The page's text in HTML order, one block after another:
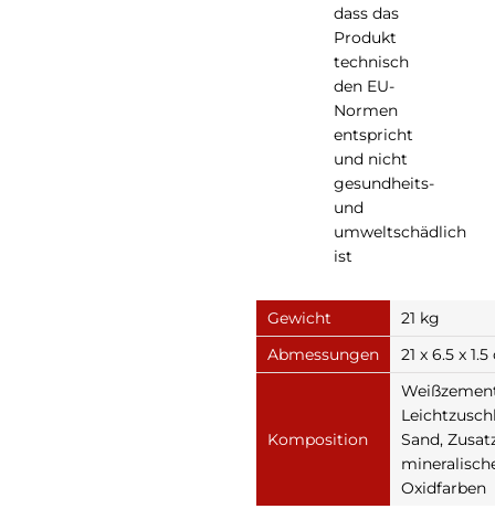
dass das
Produkt
technisch
den EU-
Normen
entspricht
und nicht
gesundheits-
und
umweltschädlich
ist
Gewicht
21 kg
Abmessungen
21 x 6.5 x
Komposition
Sand,
Oxidfarben